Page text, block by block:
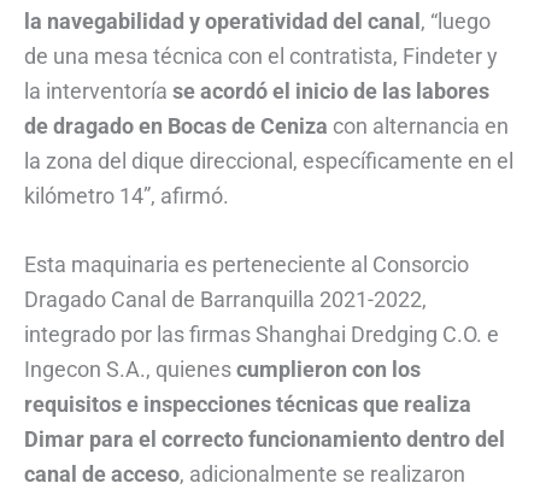
la navegabilidad y operatividad del canal, “luego
de una mesa técnica con el contratista, Findeter y
la interventoría se acordó el inicio de las labores
de dragado en Bocas de Ceniza con alternancia en
la zona del dique direccional, específicamente en el
kilómetro 14”, afirmó.
Esta maquinaria es perteneciente al Consorcio
Dragado Canal de Barranquilla 2021-2022,
integrado por las firmas Shanghai Dredging C.O. e
Ingecon S.A., quienescumplieron con los
requisitos e inspecciones técnicas que realiza
Dimar para el correcto funcionamiento dentro del
canal de acceso, adicionalmente se realizaron